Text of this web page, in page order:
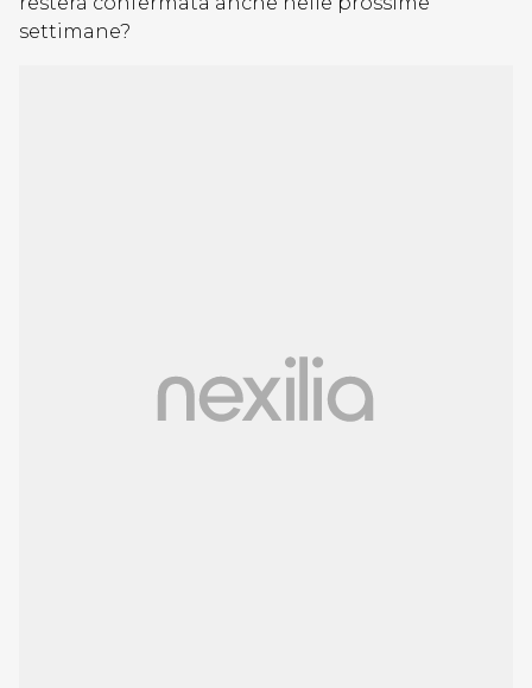
settimane?